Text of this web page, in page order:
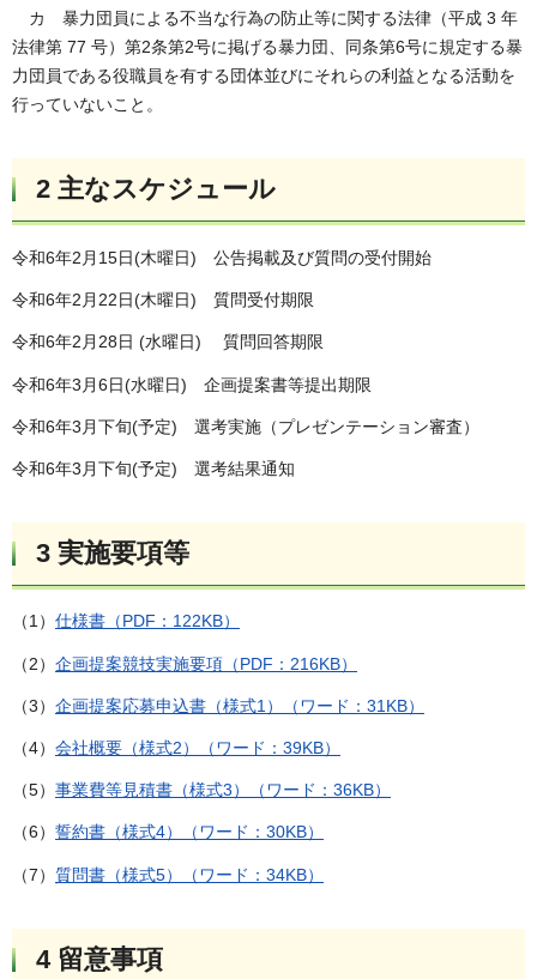
カ 暴力団員による不当な行為の防止等に関する法律（平成 3 年
法律第 77 号）第2条第2号に掲げる暴力団、同条第6号に規定する暴
力団員である役職員を有する団体並びにそれらの利益となる活動を
行っていないこと。
2 主なスケジュール
令和6年2月15日(木曜日) 公告掲載及び質問の受付開始
令和6年2月22日(木曜日) 質問受付期限
令和6年2月28日 (水曜日) 質問回答期限
令和6年3月6日(水曜日) 企画提案書等提出期限
令和6年3月下旬(予定) 選考実施（プレゼンテーション審査）
令和6年3月下旬(予定) 選考結果通知
3 実施要項等
（1） 仕様書（PDF：122KB）
（2） 企画提案競技実施要項（PDF：216KB）
（3） 企画提案応募申込書（様式1）（ワード：31KB）
（4） 会社概要（様式2）（ワード：39KB）
（5） 事業費等見積書（様式3）（ワード：36KB）
（6） 誓約書（様式4）（ワード：30KB）
（7） 質問書（様式5）（ワード：34KB）
4 留意事項